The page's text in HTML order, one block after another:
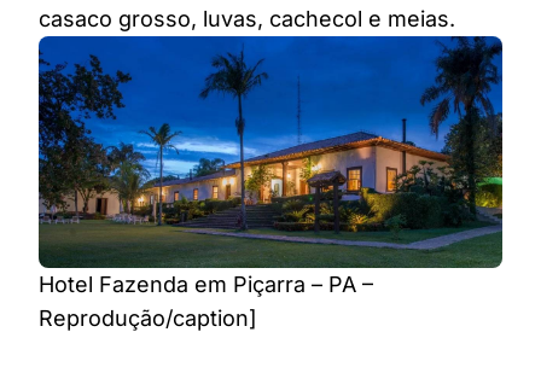
casaco grosso, luvas, cachecol e meias.
Hotel Fazenda em Piçarra – PA –
Reprodução/caption]